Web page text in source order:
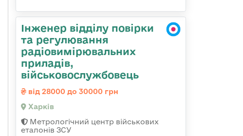
Інженер відділу повірки
та регулювання
радіовимірювальних
приладів,
військовослужбовець
від 28000 до 30000 грн
Харків
Метрологічний центр військових
еталонів ЗСУ